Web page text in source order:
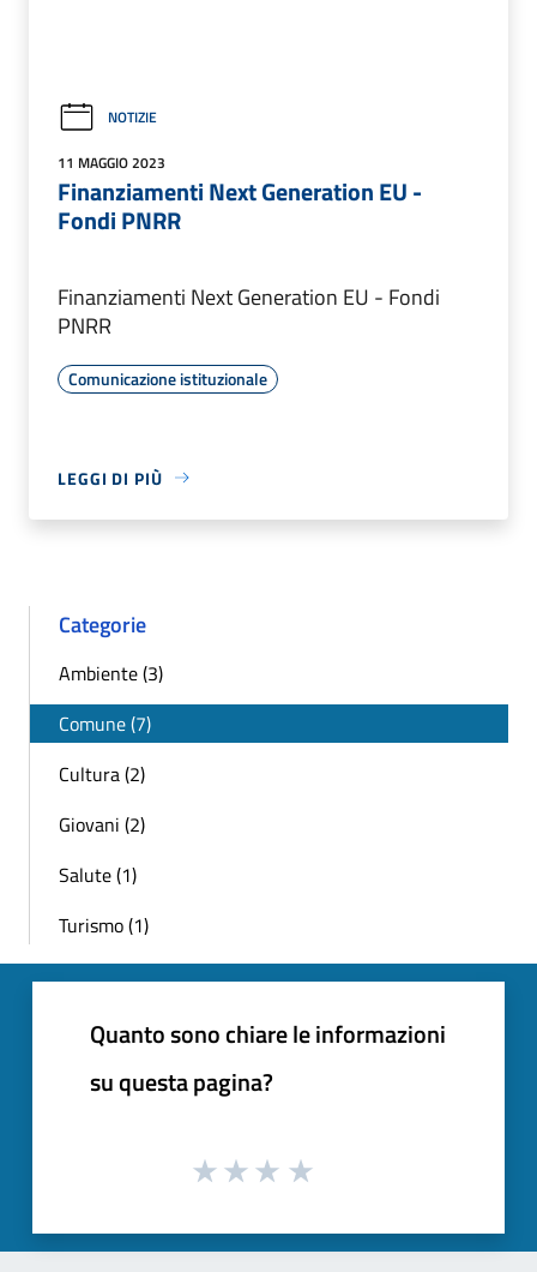
NOTIZIE
11 MAGGIO 2023
Finanziamenti Next Generation EU -
Fondi PNRR
Finanziamenti Next Generation EU - Fondi
PNRR
Comunicazione istituzionale
LEGGI DI PIÙ
Categorie
Ambiente (3)
Comune (7)
Cultura (2)
Giovani (2)
Salute (1)
Turismo (1)
Quanto sono chiare le informazioni
su questa pagina?